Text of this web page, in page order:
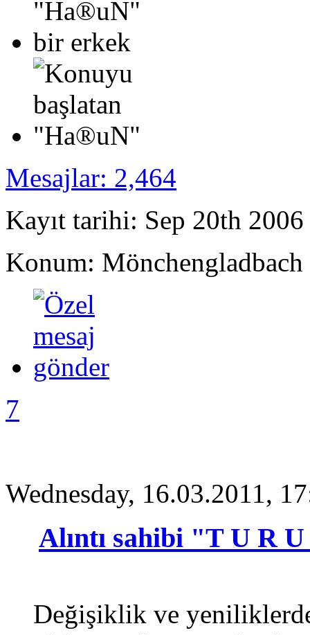
Mesajlar: 2,464
Kayıt tarihi: Sep 20th 2006
Konum: Mönchengladbach
7
Wednesday, 16.03.2011,
Alıntı sahibi "T U R
Değişiklik ve